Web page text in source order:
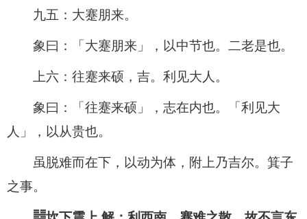
九五：大蹇朋来。
象曰：「大蹇朋来」，以中节也。二老是也。
上六：往蹇来硕，吉。利见大人。
象曰：「往蹇来硕」，志在内也。「利见大
人」，以从贵也。
虽脱难而在下，以动为体，附上乃吉尔。箕子
之事。